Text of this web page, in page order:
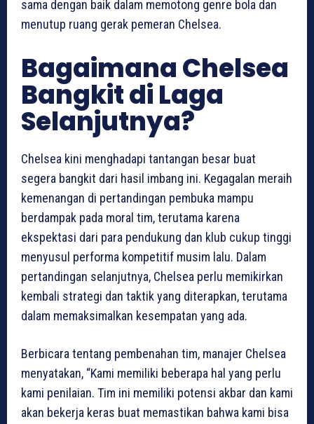
sama dengan baik dalam memotong genre bola dan
menutup ruang gerak pemeran Chelsea.
Bagaimana Chelsea
Bangkit di Laga
Selanjutnya?
Chelsea kini menghadapi tantangan besar buat
segera bangkit dari hasil imbang ini. Kegagalan meraih
kemenangan di pertandingan pembuka mampu
berdampak pada moral tim, terutama karena
ekspektasi dari para pendukung dan klub cukup tinggi
menyusul performa kompetitif musim lalu. Dalam
pertandingan selanjutnya, Chelsea perlu memikirkan
kembali strategi dan taktik yang diterapkan, terutama
dalam memaksimalkan kesempatan yang ada.
Berbicara tentang pembenahan tim, manajer Chelsea
menyatakan, “Kami memiliki beberapa hal yang perlu
kami penilaian. Tim ini memiliki potensi akbar dan kami
akan bekerja keras buat memastikan bahwa kami bisa